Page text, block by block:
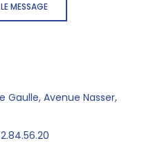
MESSAGE
Gaulle, Avenue Nasser,